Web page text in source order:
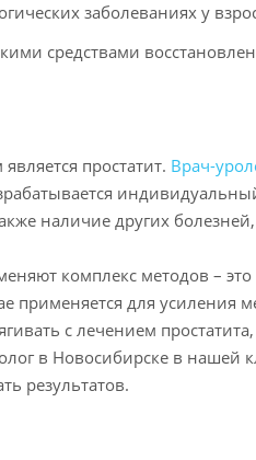
заболеваниях у
средствами
простатит. Врач-
наличие других
комплекс методов –
применяется для усиления
с лечением
в Новосибирске в нашей
результатов.